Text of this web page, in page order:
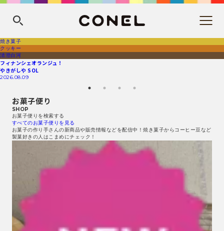
焼き菓子
クッキー
清澄白河
フィナンシェオランジュ！
やきがしや SOL
2026.08.09
お菓子便り
SHOP
お菓子便りを検索する
すべてのお菓子便りを見る
お菓子の作り手さんの新商品や販売情報などを配信中！焼き菓子からコーヒー豆など
製菓好きの人はこまめにチェック！